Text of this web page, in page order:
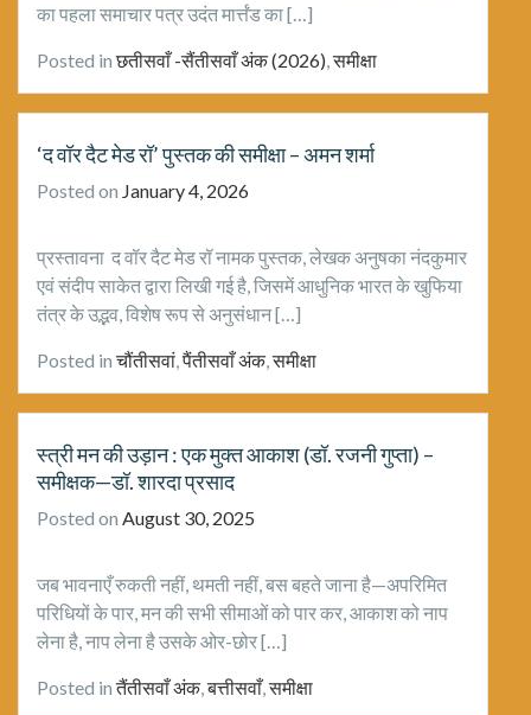
का पहला समाचार पत्र उदंत मार्त्तंड का […]
Posted inछतीसवाँ -सैंतीसवाँ अंक (2026) ,समीक्षा
‘द वॉर दैट मेड रॉ’ पुस्तक की समीक्षा – अमन शर्मा
Posted on January 4, 2026
प्रस्तावना द वॉर दैट मेड रॉ नामक पुस्तक, लेखक अनुषका नंदकुमार
एवं संदीप साकेत द्वारा लिखी गई है, जिसमें आधुनिक भारत के खुफिया
तंत्र के उद्भव, विशेष रूप से अनुसंधान […]
Posted inचौंतीसवां ,पैंतीसवाँ अंक,समीक्षा
स्त्री मन की उड़ान : एक मुक्त आकाश (डॉ. रजनी गुप्ता) –
समीक्षक—डॉ. शारदा प्रसाद
Posted on August 30, 2025
जब भावनाएँ रुकती नहीं, थमती नहीं, बस बहते जाना है—अपरिमित
परिधियों के पार, मन की सभी सीमाओं को पार कर, आकाश को नाप
लेना है, नाप लेना है उसके ओर-छोर […]
Posted inतैंतीसवाँ अंक,बत्तीसवाँ,समीक्षा